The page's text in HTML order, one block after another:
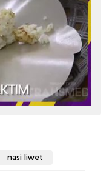
nasi liwet